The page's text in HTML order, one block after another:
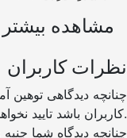
مشاهده بیشتر
نظرات کاربران
کاربران باشد تایید نخواهد شد.